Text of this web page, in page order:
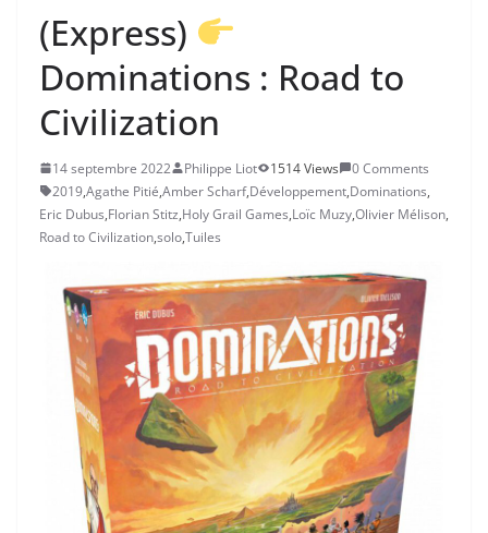
(Express)
Dominations : Road to
Civilization
14 septembre 2022 Philippe Liot 1514 Views
0 Comments
2019,Agathe Pitié,Amber Scharf,Développement,Dominations,
Eric Dubus,Florian Stitz,Holy Grail Games,Loïc Muzy,Olivier Mélison,
Road to Civilization,solo,Tuiles